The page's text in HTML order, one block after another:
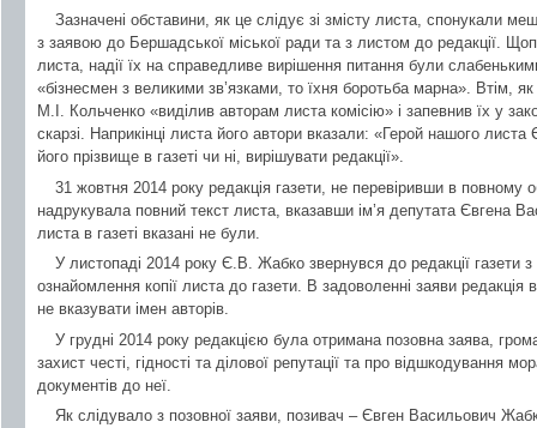
Зазначені обставини, як це слідує зі змісту листа, спонукали
з заявою до Бершадської міської ради та з листом до редакції.
листа, надії їх на справедливе вирішення питання були
«бізнесмен з великими зв’язками, то їхня боротьба марна». Втім,
М.І. Кольченко «виділив авторам листа комісію» і запевнив їх у
скарзі. Наприкінці листа його автори вказали: «Герой нашого
його прізвище в газеті чи ні, вирішувати редакції».
31 жовтня 2014 року редакція газети, не перевіривши в повному
надрукувала повний текст листа, вказавши ім’я депутата Євгена
листа в газеті вказані не були.
У листопаді 2014 року Є.В. Жабко звернувся до редакції газети
ознайомлення копії листа до газети. В задоволенні заяви
не вказувати імен авторів.
У грудні 2014 року редакцією була отримана позовна заява,
захист честі, гідності та ділової репутації та про відшкодування
документів до неї.
Як слідувало з позовної заяви, позивач – Євген Васильович